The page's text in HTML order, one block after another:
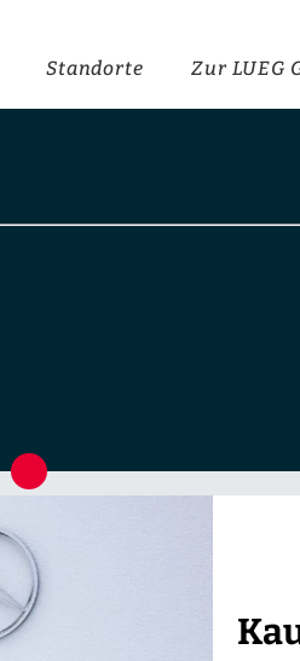
Standorte Zur LUEG